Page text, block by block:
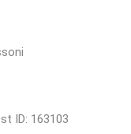
ID: 163103